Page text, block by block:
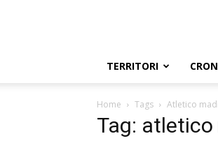
TERRITORI
Home Tags Atletico
Tag: